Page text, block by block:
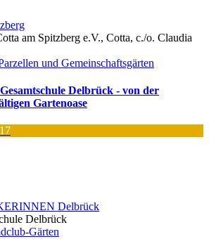
am Spitzberg e.V., Cotta, c./o. Claudia
und Gemeinschaftsgärten
Delbrück - von der
Gartenoase
Delbrück
Delbrück
Gärten